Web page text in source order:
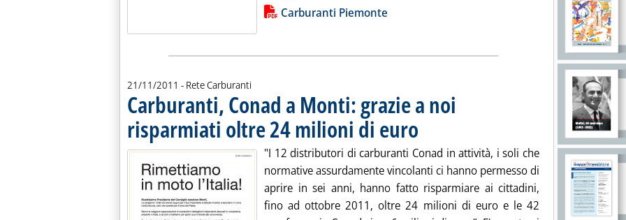
Lista allegati PDF alla notiziaCarburanti Piemonte
21/11/2011 - Rete Carburanti
Carburanti, Conad a Monti: grazie a noi
risparmiati oltre 24 milioni di euro . Pubblicata lunedì 21 novembre 2011 alle 12.1.
"I 12 distributori di carburanti Conad in attività, i soli che
normative assurdamente vincolanti ci hanno permesso di
aprire in sei anni, hanno fatto risparmiare ai cittadini,
fino ad ottobre 2011, oltre 24 milioni di euro e le 42